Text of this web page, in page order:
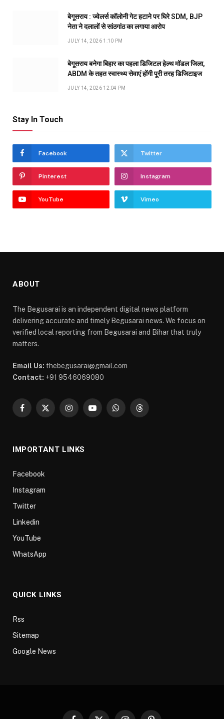
बेगूसराय : ज्वेलर्स कॉलोनी गेट हटाने पर घिरे SDM, BJP
नेता ने दलालों से सांठगांठ का लगाया आरोप
JULY 14, 2026 1:10 PM
बेगूसराय बनेगा बिहार का पहला डिजिटल हेल्थ मॉडल जिला,
ABDM के तहत स्वास्थ्य सेवाएं होंगी पूरी तरह डिजिटाइज
JULY 14, 2026 12:04 PM
Stay In Touch
Facebook Twitter
Pinterest Instagram
YouTube Vimeo
ABOUT
The Begusarai is an independent digital news platform
delivering accurate and timely Begusarai news. We focus on
verified local reporting from Begusarai and Bihar that truly
matters.
Email Us: thebegusarai@gmail.com
Contact: +91 9546069080
Facebook
X
InstagramYouTubeWhatsAppThreads
IMPORTANT LINKS
Facebook
Instagram
Twitter
Linkedin
YouTube
WhatsApp
QUICK LINKS
Rss
Sitemap
Google News